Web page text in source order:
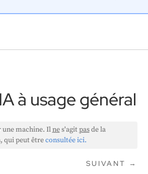
à usage général
une machine. Ilnes'agitpasde la
qui peut êtreconsultée ici.
SUIVANT →